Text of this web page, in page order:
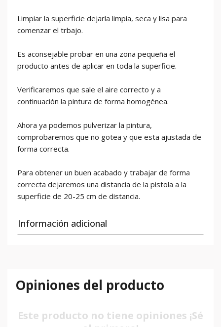
Limpiar la superficie dejarla limpia, seca y lisa para
comenzar el trbajo.
Es aconsejable probar en una zona pequeña el
producto antes de aplicar en toda la superficie.
Verificaremos que sale el aire correcto y a
continuación la pintura de forma homogénea.
Ahora ya podemos pulverizar la pintura,
comprobaremos que no gotea y que esta ajustada de
forma correcta.
Para obtener un buen acabado y trabajar de forma
correcta dejaremos una distancia de la pistola a la
superficie de 20-25 cm de distancia.
Información adicional
Opiniones del producto
Este producto no tiene opiniones ¡Sé